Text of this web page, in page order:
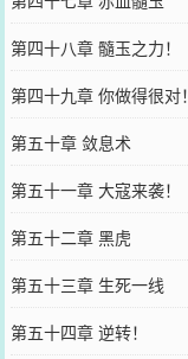
第四十八章 髓玉之力！
第四十九章 你做得很对！
第五十章 敛息术
第五十一章 大寇来袭！
第五十二章 黑虎
第五十三章 生死一线
第五十四章 逆转！